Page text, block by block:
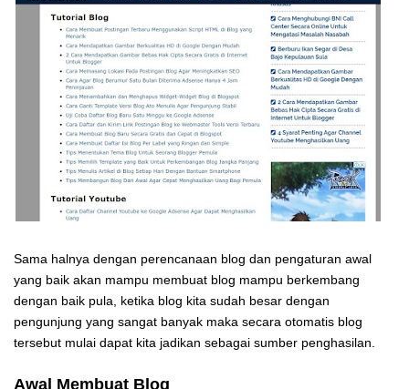
Sama halnya dengan perencanaan blog dan pengaturan awal
yang baik akan mampu membuat blog mampu berkembang
dengan baik pula, ketika blog kita sudah besar dengan
pengunjung yang sangat banyak maka secara otomatis blog
tersebut mulai dapat kita jadikan sebagai sumber penghasilan.
Awal Membuat Blog